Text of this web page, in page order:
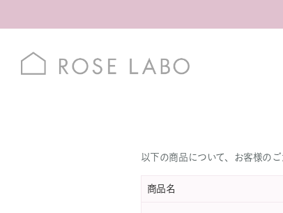
以下の商品について、お客様の
商品名